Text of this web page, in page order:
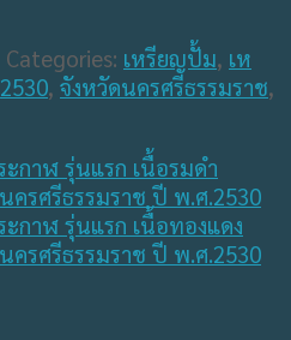
Categories: เหรียญปั้ม, เห
2530, จังหวัดนครศรีธรรมราช,